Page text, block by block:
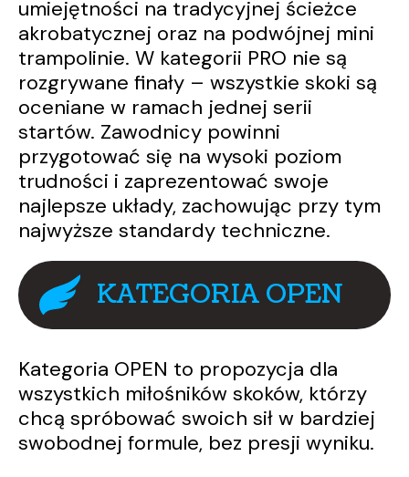
umiejętności na tradycyjnej ścieżce
akrobatycznej oraz na podwójnej mini
trampolinie. W kategorii PRO nie są
rozgrywane finały – wszystkie skoki są
oceniane w ramach jednej serii
startów. Zawodnicy powinni
przygotować się na wysoki poziom
trudności i zaprezentować swoje
najlepsze układy, zachowując przy tym
najwyższe standardy techniczne.
KATEGORIA OPEN
Kategoria OPEN to propozycja dla
wszystkich miłośników skoków, którzy
chcą spróbować swoich sił w bardziej
swobodnej formule, bez presji wyniku.